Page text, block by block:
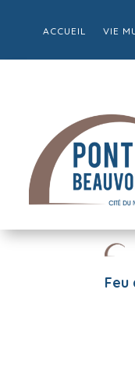
ACCUEIL VIE
Feu